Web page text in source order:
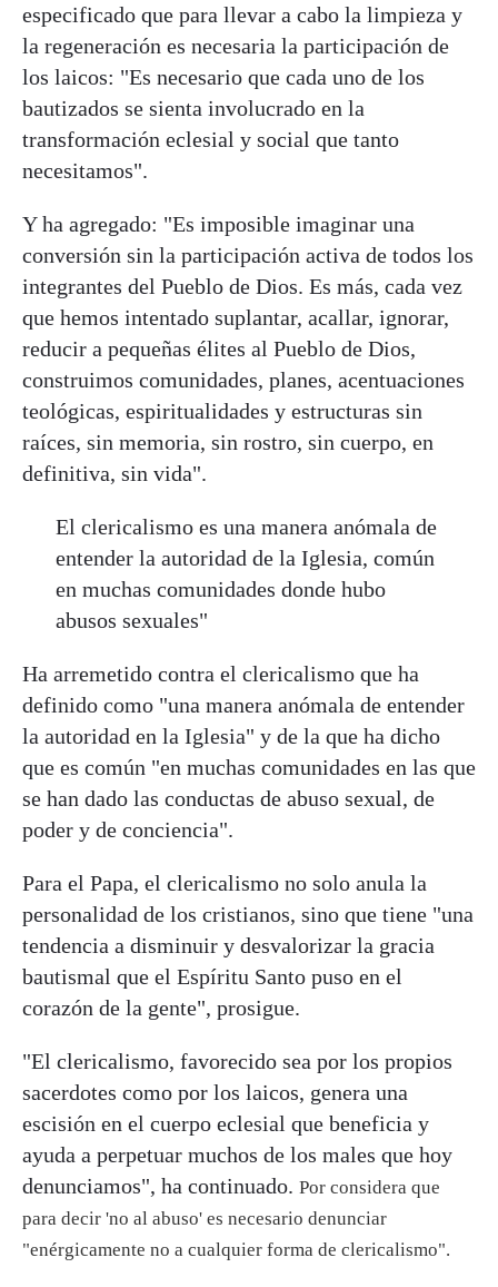
especificado que para llevar a cabo la limpieza y
la regeneración es necesaria la participación de
los laicos: "Es necesario que cada uno de los
bautizados se sienta involucrado en la
transformación eclesial y social que tanto
necesitamos".
Y ha agregado: "Es imposible imaginar una
conversión sin la participación activa de todos los
integrantes del Pueblo de Dios. Es más, cada vez
que hemos intentado suplantar, acallar, ignorar,
reducir a pequeñas élites al Pueblo de Dios,
construimos comunidades, planes, acentuaciones
teológicas, espiritualidades y estructuras sin
raíces, sin memoria, sin rostro, sin cuerpo, en
definitiva, sin vida".
El clericalismo es una manera anómala de
entender la autoridad de la Iglesia, común
en muchas comunidades donde hubo
abusos sexuales"
Ha arremetido contra el clericalismo que ha
definido como "una manera anómala de entender
la autoridad en la Iglesia" y de la que ha dicho
que es común "en muchas comunidades en las que
se han dado las conductas de abuso sexual, de
poder y de conciencia".
Para el Papa, el clericalismo no solo anula la
personalidad de los cristianos, sino que tiene "una
tendencia a disminuir y desvalorizar la gracia
bautismal que el Espíritu Santo puso en el
corazón de la gente", prosigue.
"El clericalismo, favorecido sea por los propios
sacerdotes como por los laicos, genera una
escisión en el cuerpo eclesial que beneficia y
ayuda a perpetuar muchos de los males que hoy
denunciamos", ha continuado. Por considera que
para decir 'no al abuso' es necesario denunciar
"enérgicamente no a cualquier forma de clericalismo".